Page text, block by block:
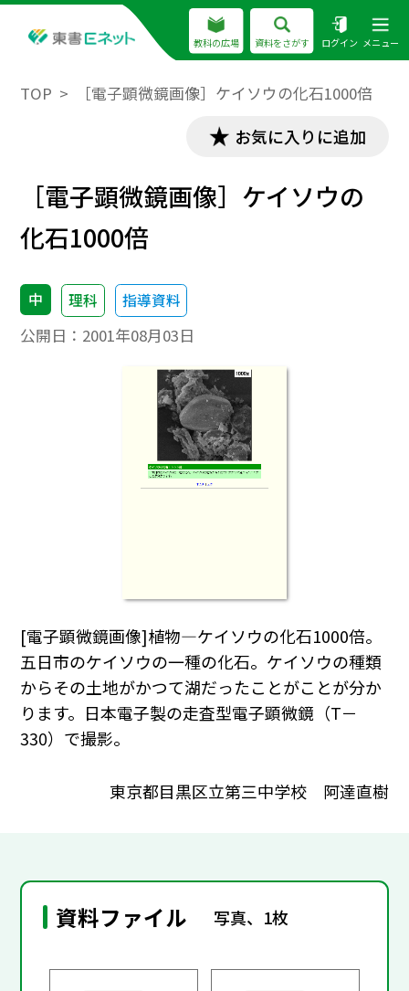
教科の広場 資料をさがす ログイン メニュー
TOP ［電子顕微鏡画像］ケイソウの化石1000倍
お気に入りに追加
［電子顕微鏡画像］ケイソウの
化石1000倍
中 理科 指導資料
公開日： 2001年08月03日
[電子顕微鏡画像]植物―ケイソウの化石1000倍。
五日市のケイソウの一種の化石。ケイソウの種類
からその土地がかつて湖だったことがことが分か
ります。日本電子製の走査型電子顕微鏡（T－
330）で撮影。
東京都目黒区立第三中学校 阿達直樹
資料ファイル 写真、1枚